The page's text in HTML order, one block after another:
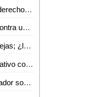
EL PJE invita al seminario "Conociendo tus derechos en materia familiar"
Un hombre murió al chocar su motocicleta contra una camioneta en Tanlajás
La "Capital del Sí" presenta su manual de quejas; ¿le servirá?
Gobierno del cambio comparte modelo educativo con Perú
Interapas y deudores con el organismo operador son " la misma porquería": Gobernador